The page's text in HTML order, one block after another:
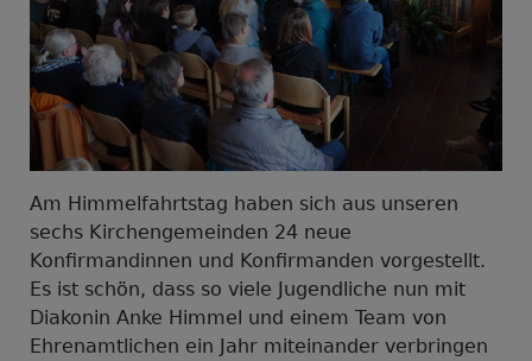
Am Himmelfahrtstag haben sich aus unseren
sechs Kirchengemeinden 24 neue
Konfirmandinnen und Konfirmanden vorgestellt.
Es ist schön, dass so viele Jugendliche nun mit
Diakonin Anke Himmel und einem Team von
Ehrenamtlichen ein Jahr miteinander verbringen